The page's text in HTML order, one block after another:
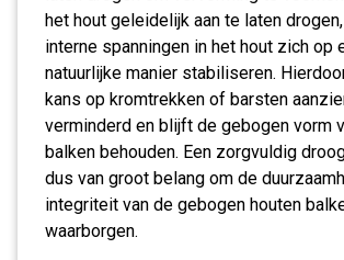
het hout geleidelijk aan te laten
interne spanningen in het hout zich op
natuurlijke manier stabiliseren.
kans op kromtrekken of barsten
verminderd en blijft de gebogen vorm
balken behouden. Een zorgvuldig
dus van groot belang om de
integriteit van de gebogen houten
waarborgen.